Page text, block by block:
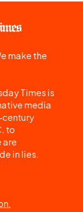
make the
Times is
media
century
to
are
in lies.